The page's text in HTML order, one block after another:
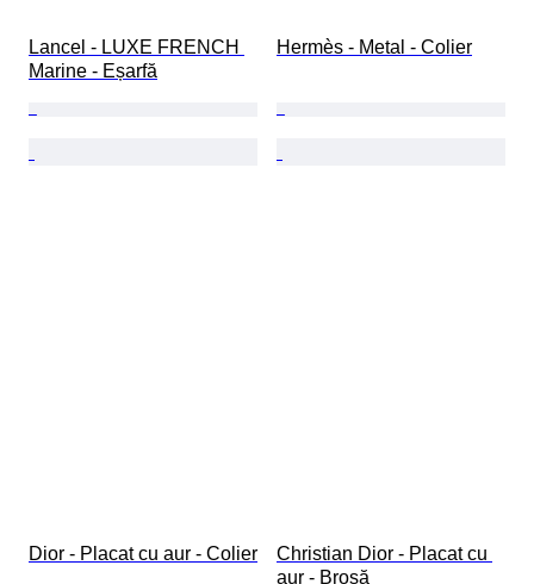
Lancel - LUXE FRENCH
Marine - Eșarfă
Hermès - Metal - Colier
Dior - Placat cu aur - Colier
Christian Dior - Placat cu
aur - Broșă